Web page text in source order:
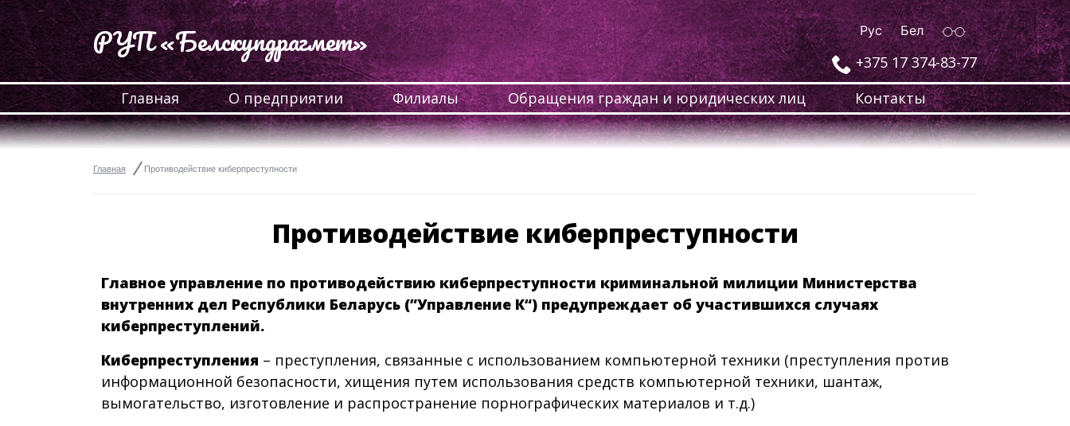
РУП «Белскупдрагмет» Рус Бел
+375 17 374-83-77
Главная
О предприятии Филиалы Обращения граждан и юридических лиц Контакты
Главная ⁄ Противодействие киберпреступности
Противодействие киберпреступности
Главное управление по противодействию киберпреступности криминальной милиции Министерства
внутренних дел Республики Беларусь (”Управление К“) предупреждает об участившихся случаях
киберпреступлений.
Киберпреступления – преступления, связанные с использованием компьютерной техники (преступления против
информационной безопасности, хищения путем использования средств компьютерной техники, шантаж,
вымогательство, изготовление и распространение порнографических материалов и т.д.)